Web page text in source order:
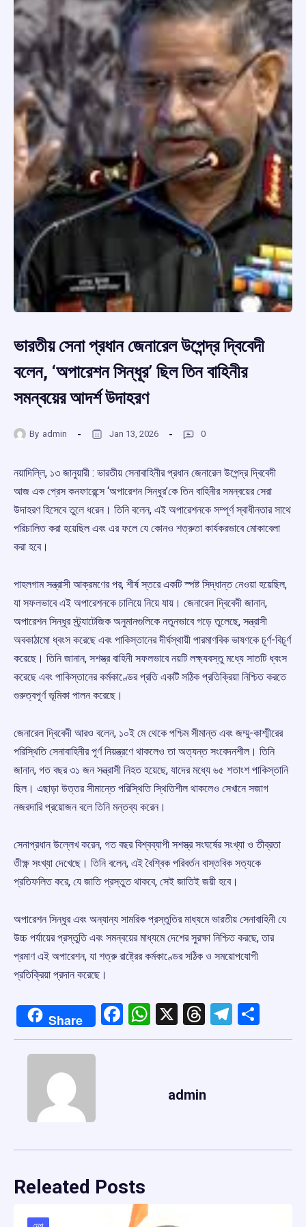
ভারতীয় সেনা প্রধান জেনারেল উপেন্দ্র দ্বিবেদী
বলেন, ‘অপারেশন সিন্ধূর’ ছিল তিন বাহিনীর
সমন্বয়ের আদর্শ উদাহরণ
By admin Jan 13, 2026 0
নয়াদিল্লি, ১৩ জানুয়ারী : ভারতীয় সেনাবাহিনীর প্রধান জেনারেল উপেন্দ্র দ্বিবেদী
আজ এক প্রেস কনফারেন্সে ‘অপারেশন সিন্ধূর’কে তিন বাহিনীর সমন্বয়ের সেরা
উদাহরণ হিসেবে তুলে ধরেন। তিনি বলেন, এই অপারেশনকে সম্পূর্ণ স্বাধীনতার সাথে
পরিচালিত করা হয়েছিল এবং এর ফলে যে কোনও শত্রুতা কার্যকরভাবে মোকাবেলা
করা হবে।
পাহলগাম সন্ত্রাসী আক্রমণের পর, শীর্ষ স্তরে একটি স্পষ্ট সিদ্ধান্ত নেওয়া হয়েছিল,
যা সফলভাবে এই অপারেশনকে চালিয়ে নিয়ে যায়। জেনারেল দ্বিবেদী জানান,
অপারেশন সিন্ধূর স্ট্র্যাটেজিক অনুমানগুলিকে নতুনভাবে গড়ে তুলেছে, সন্ত্রাসী
অবকাঠামো ধ্বংস করেছে এবং পাকিস্তানের দীর্ঘস্থায়ী পারমাণবিক ভাষণকে চূর্ণ-বিচূর্ণ
করেছে। তিনি জানান, সশস্ত্র বাহিনী সফলভাবে নয়টি লক্ষ্যবস্তু মধ্যে সাতটি ধ্বংস
করেছে এবং পাকিস্তানের কর্মকাণ্ডের প্রতি একটি সঠিক প্রতিক্রিয়া নিশ্চিত করতে
গুরুত্বপূর্ণ ভূমিকা পালন করেছে।
জেনারেল দ্বিবেদী আরও বলেন, ১০ই মে থেকে পশ্চিম সীমান্ত এবং জম্মু-কাশ্মীরের
পরিস্থিতি সেনাবাহিনীর পূর্ণ নিয়ন্ত্রণে থাকলেও তা অত্যন্ত সংবেদনশীল। তিনি
জানান, গত বছর ৩১ জন সন্ত্রাসী নিহত হয়েছে, যাদের মধ্যে ৬৫ শতাংশ পাকিস্তানি
ছিল। এছাড়া উত্তর সীমান্তে পরিস্থিতি স্থিতিশীল থাকলেও সেখানে সজাগ
নজরদারি প্রয়োজন বলে তিনি মন্তব্য করেন।
সেনাপ্রধান উল্লেখ করেন, গত বছর বিশ্বব্যাপী সশস্ত্র সংঘর্ষের সংখ্যা ও তীব্রতা
তীক্ষ্ণ সংখ্যা দেখেছে। তিনি বলেন, এই বৈশ্বিক পরিবর্তন বাস্তবিক সত্যকে
প্রতিফলিত করে, যে জাতি প্রস্তুত থাকবে, সেই জাতিই জয়ী হবে।
অপারেশন সিন্ধূর এবং অন্যান্য সামরিক প্রস্তুতির মাধ্যমে ভারতীয় সেনাবাহিনী যে
উচ্চ পর্যায়ের প্রস্তুতি এবং সমন্বয়ের মাধ্যমে দেশের সুরক্ষা নিশ্চিত করছে, তার
প্রমাণ এই অপারেশন, যা শত্রু রাষ্ট্রের কর্মকাণ্ডের সঠিক ও সময়োপযোগী
প্রতিক্রিয়া প্রদান করেছে।
Share Facebook
WhatsApp
X Threads
admin
Releated Posts